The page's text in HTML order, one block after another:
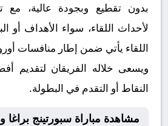
بدون تقطيع وبجودة عالية، مع
لأحداث اللقاء، سواء الأهداف أو
اللقاء يأتي ضمن إطار منافسات
ويسعى خلاله الفريقان لتقديم
النقاط أو التقدم في البطولة.
مشاهدة مباراة سبورتينج براغا